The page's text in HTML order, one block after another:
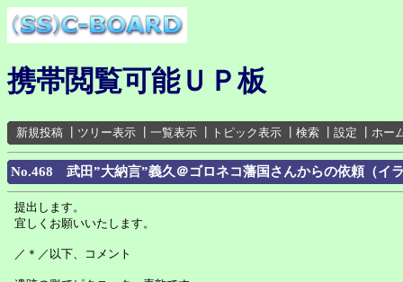
携帯閲覧可能ＵＰ板
新規投稿 ツリー表示 一覧表示 トピック表示 検索 設定 ホー
No.468 武田”大納言”義久＠ゴロネコ藩国さんからの依頼（イ
提出します。
宜しくお願いいたします。
／＊／以下、コメント